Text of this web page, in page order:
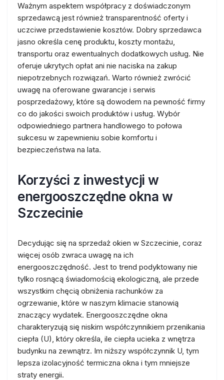
Ważnym aspektem współpracy z doświadczonym
sprzedawcą jest również transparentność oferty i
uczciwe przedstawienie kosztów. Dobry sprzedawca
jasno określa cenę produktu, koszty montażu,
transportu oraz ewentualnych dodatkowych usług. Nie
oferuje ukrytych opłat ani nie naciska na zakup
niepotrzebnych rozwiązań. Warto również zwrócić
uwagę na oferowane gwarancje i serwis
posprzedażowy, które są dowodem na pewność firmy
co do jakości swoich produktów i usług. Wybór
odpowiedniego partnera handlowego to połowa
sukcesu w zapewnieniu sobie komfortu i
bezpieczeństwa na lata.
Korzyści z inwestycji w
energooszczędne okna w
Szczecinie
Decydując się na sprzedaż okien w Szczecinie, coraz
więcej osób zwraca uwagę na ich
energooszczędność. Jest to trend podyktowany nie
tylko rosnącą świadomością ekologiczną, ale przede
wszystkim chęcią obniżenia rachunków za
ogrzewanie, które w naszym klimacie stanowią
znaczący wydatek. Energooszczędne okna
charakteryzują się niskim współczynnikiem przenikania
ciepła (U), który określa, ile ciepła ucieka z wnętrza
budynku na zewnątrz. Im niższy współczynnik U, tym
lepsza izolacyjność termiczna okna i tym mniejsze
straty energii.